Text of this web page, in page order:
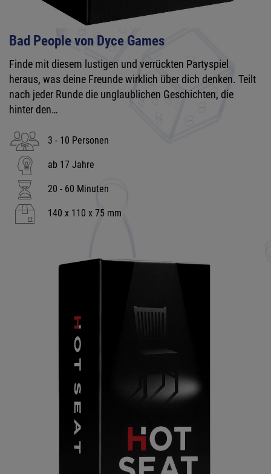
Bad People von Dyce Games
Finde mit diesem lustigen und verrückten Partyspiel
heraus, was deine Freunde wirklich über dich denken. Teilt
nach jeder Runde die unglaublichen Geschichten, die
hinter den…
3 - 10 Personen
ab 17 Jahre
20 - 60 Minuten
140 x 110 x 75 mm